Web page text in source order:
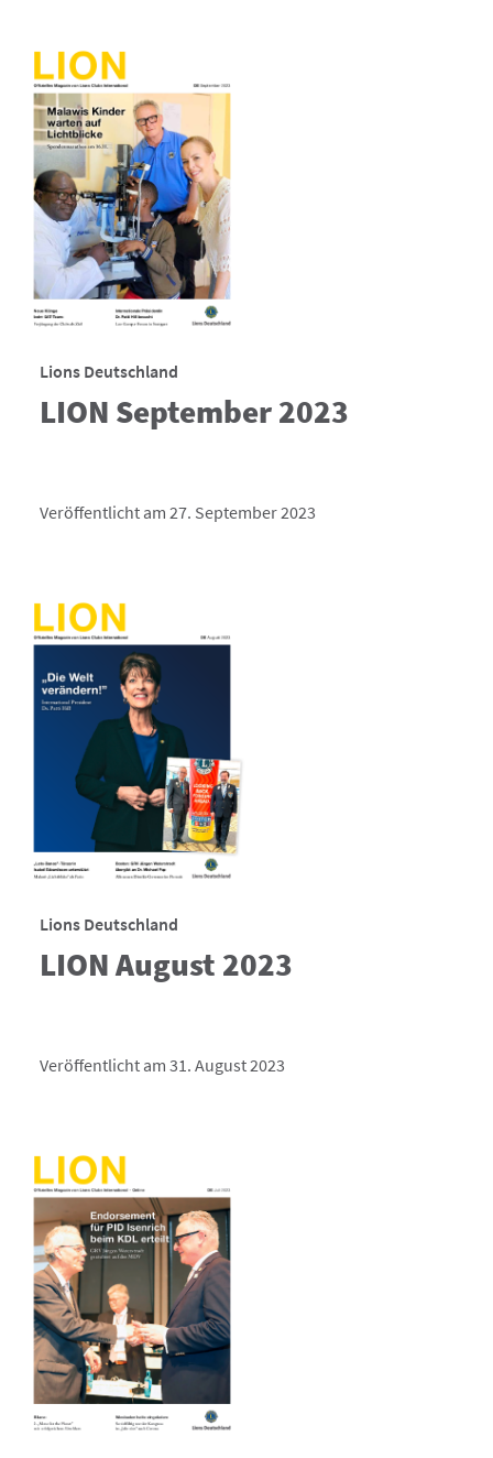
Lions Deutschland
LION September 2023
Veröffentlicht am 27. September 2023
Lions Deutschland
LION August 2023
Veröffentlicht am 31. August 2023